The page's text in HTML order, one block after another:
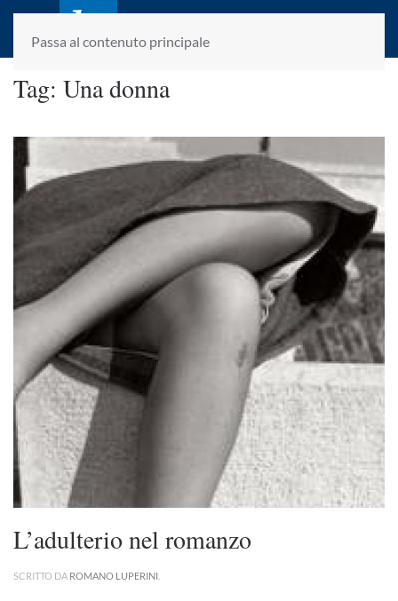
Passa al contenuto principale
laletteraturaenoi.it
fondato da Romano Luperini
Tag: Una donna
L’adulterio nel romanzo
SCRITTO DA ROMANO LUPERINI